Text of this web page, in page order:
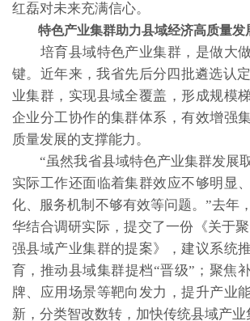
红磊对未来充满信心。
特色产业集群助力县域经济高质量发
培育县域特色产业集群，是做大做
键。近年来，我省先后分四批遴选认
业集群，实现县域全覆盖，形成规模
企业分工协作的集群体系，有效增强
质量发展的支撑能力。
“虽然我省县域特色产业集群发展
实际工作还面临着集群效应不够明显
化、服务机制不够有效等问题。”去年
华结合调研实际，提交了一份《关于
强县域产业集群的提案》，建议系统
育，推动县域集群提档“晋级”；聚焦
牌、应用场景等靶向发力，提升产业
新，分类智改数转，加快传统县域产业